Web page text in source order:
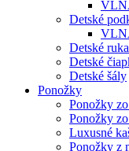
Detské
Detské
Detské
Detské šály
Ponožky
Ponožky
Ponožky
Luxusné
Ponožky z